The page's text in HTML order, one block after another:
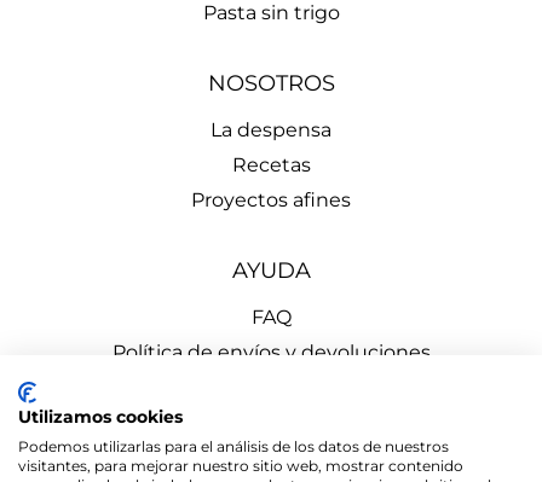
Pasta sin trigo
NOSOTROS
La despensa
Recetas
Proyectos afines
AYUDA
FAQ
Política de envíos y devoluciones
Política de Privacidad
Política de Cookies
Utilizamos cookies
Podemos utilizarlas para el análisis de los datos de nuestros
visitantes, para mejorar nuestro sitio web, mostrar contenido